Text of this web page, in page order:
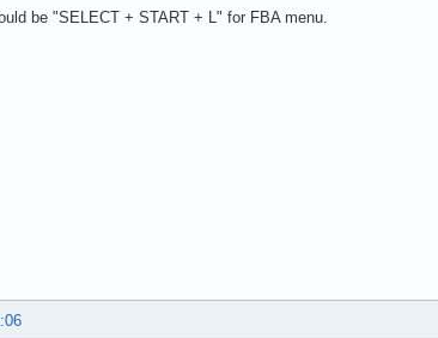
be "SELECT + START + L" for FBA menu.